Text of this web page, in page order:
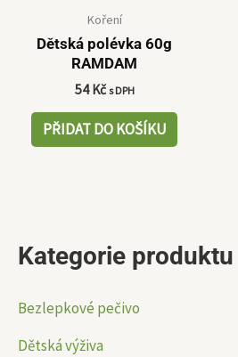
Kategorie produktu
Bezlepkové pečivo
Dětská výživa
Koření
Dětská polévka 60g
RAMDAM
54Kč s DPH
PŘIDAT DO KOŠÍKU